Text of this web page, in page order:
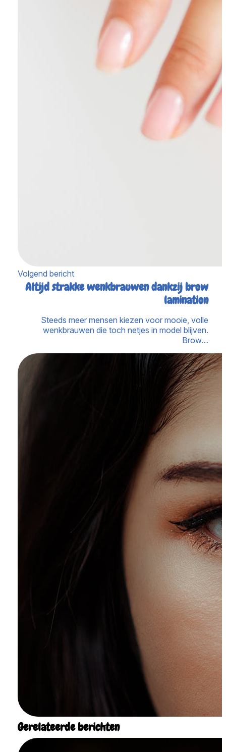
Volgend bericht
Altijd strakke wenkbrauwen dankzij brow
lamination
Steeds meer mensen kiezen voor mooie, volle
wenkbrauwen die toch netjes in model blijven.
Brow…
Gerelateerde berichten